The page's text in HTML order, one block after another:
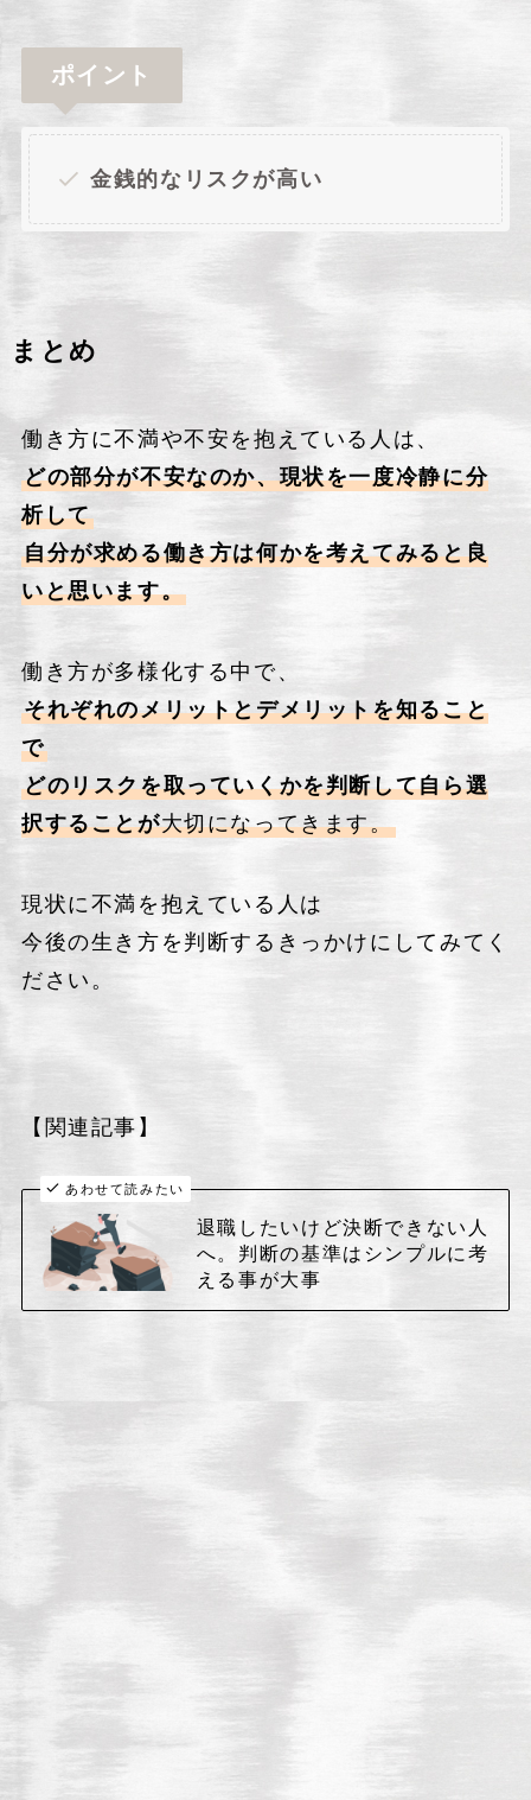
ポイント
金銭的なリスクが高い
まとめ
働き方に不満や不安を抱えている人は、
どの部分が不安なのか、現状を一度冷静に分
析して
自分が求める働き方は何かを考えてみると良
いと思います。
働き方が多様化する中で、
それぞれのメリットとデメリットを知ること
で
どのリスクを取っていくかを判断して自ら選
択することが大切になってきます。
現状に不満を抱えている人は
今後の生き方を判断するきっかけにしてみてく
ださい。
【関連記事】
あわせて読みたい
退職したいけど決断できない人
へ。判断の基準はシンプルに考
える事が大事